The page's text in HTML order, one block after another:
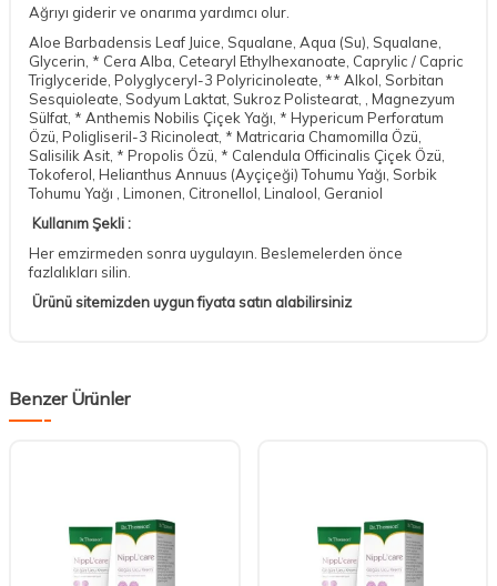
Ağrıyı giderir ve onarıma yardımcı olur.
Aloe Barbadensis Leaf Juice, Squalane, Aqua (Su), Squalane,
Glycerin, * Cera Alba, Cetearyl Ethylhexanoate, Caprylic / Capric
Triglyceride, Polyglyceryl-3 Polyricinoleate, ** Alkol, Sorbitan
Sesquioleate, Sodyum Laktat, Sukroz Polistearat, , Magnezyum
Sülfat, * Anthemis Nobilis Çiçek Yağı, * Hypericum Perforatum
Özü, Poligliseril-3 Ricinoleat, * Matricaria Chamomilla Özü,
Salisilik Asit, * Propolis Özü, * Calendula Officinalis Çiçek Özü,
Tokoferol, Helianthus Annuus (Ayçiçeği) Tohumu Yağı, Sorbik
Tohumu Yağı , Limonen, Citronellol, Linalool, Geraniol
Kullanım Şekli :
Her emzirmeden sonra uygulayın. Beslemelerden önce
fazlalıkları silin.
Ürünü sitemizden uygun fiyata satın alabilirsiniz
Benzer Ürünler